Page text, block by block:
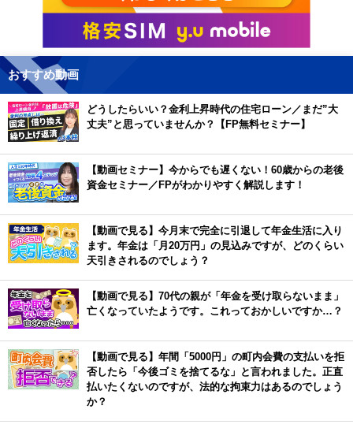
おすすめ動画
どうしたらいい？金利上昇時代の住宅ローン／まだ”大
丈夫”と思っていませんか？【FP無料セミナー】
【動画セミナー】今からでも遅くない！60歳からの老後
資金セミナー／FPがわかりやすく解説します！
【動画で見る】今月末で完全に引退して年金生活に入り
ます。年金は「月20万円」の見込みですが、どのくらい
天引きされるのでしょう？
【動画で見る】70代の親が「年金を受け取らないまま」
亡くなっていたようです。これっておかしいですか…？
【動画で見る】年間「5000円」の町内会費の支払いを拒
否したら「今後ゴミを捨てるな」と言われました。正直
払いたくないのですが、法的な拘束力はあるのでしょう
か？